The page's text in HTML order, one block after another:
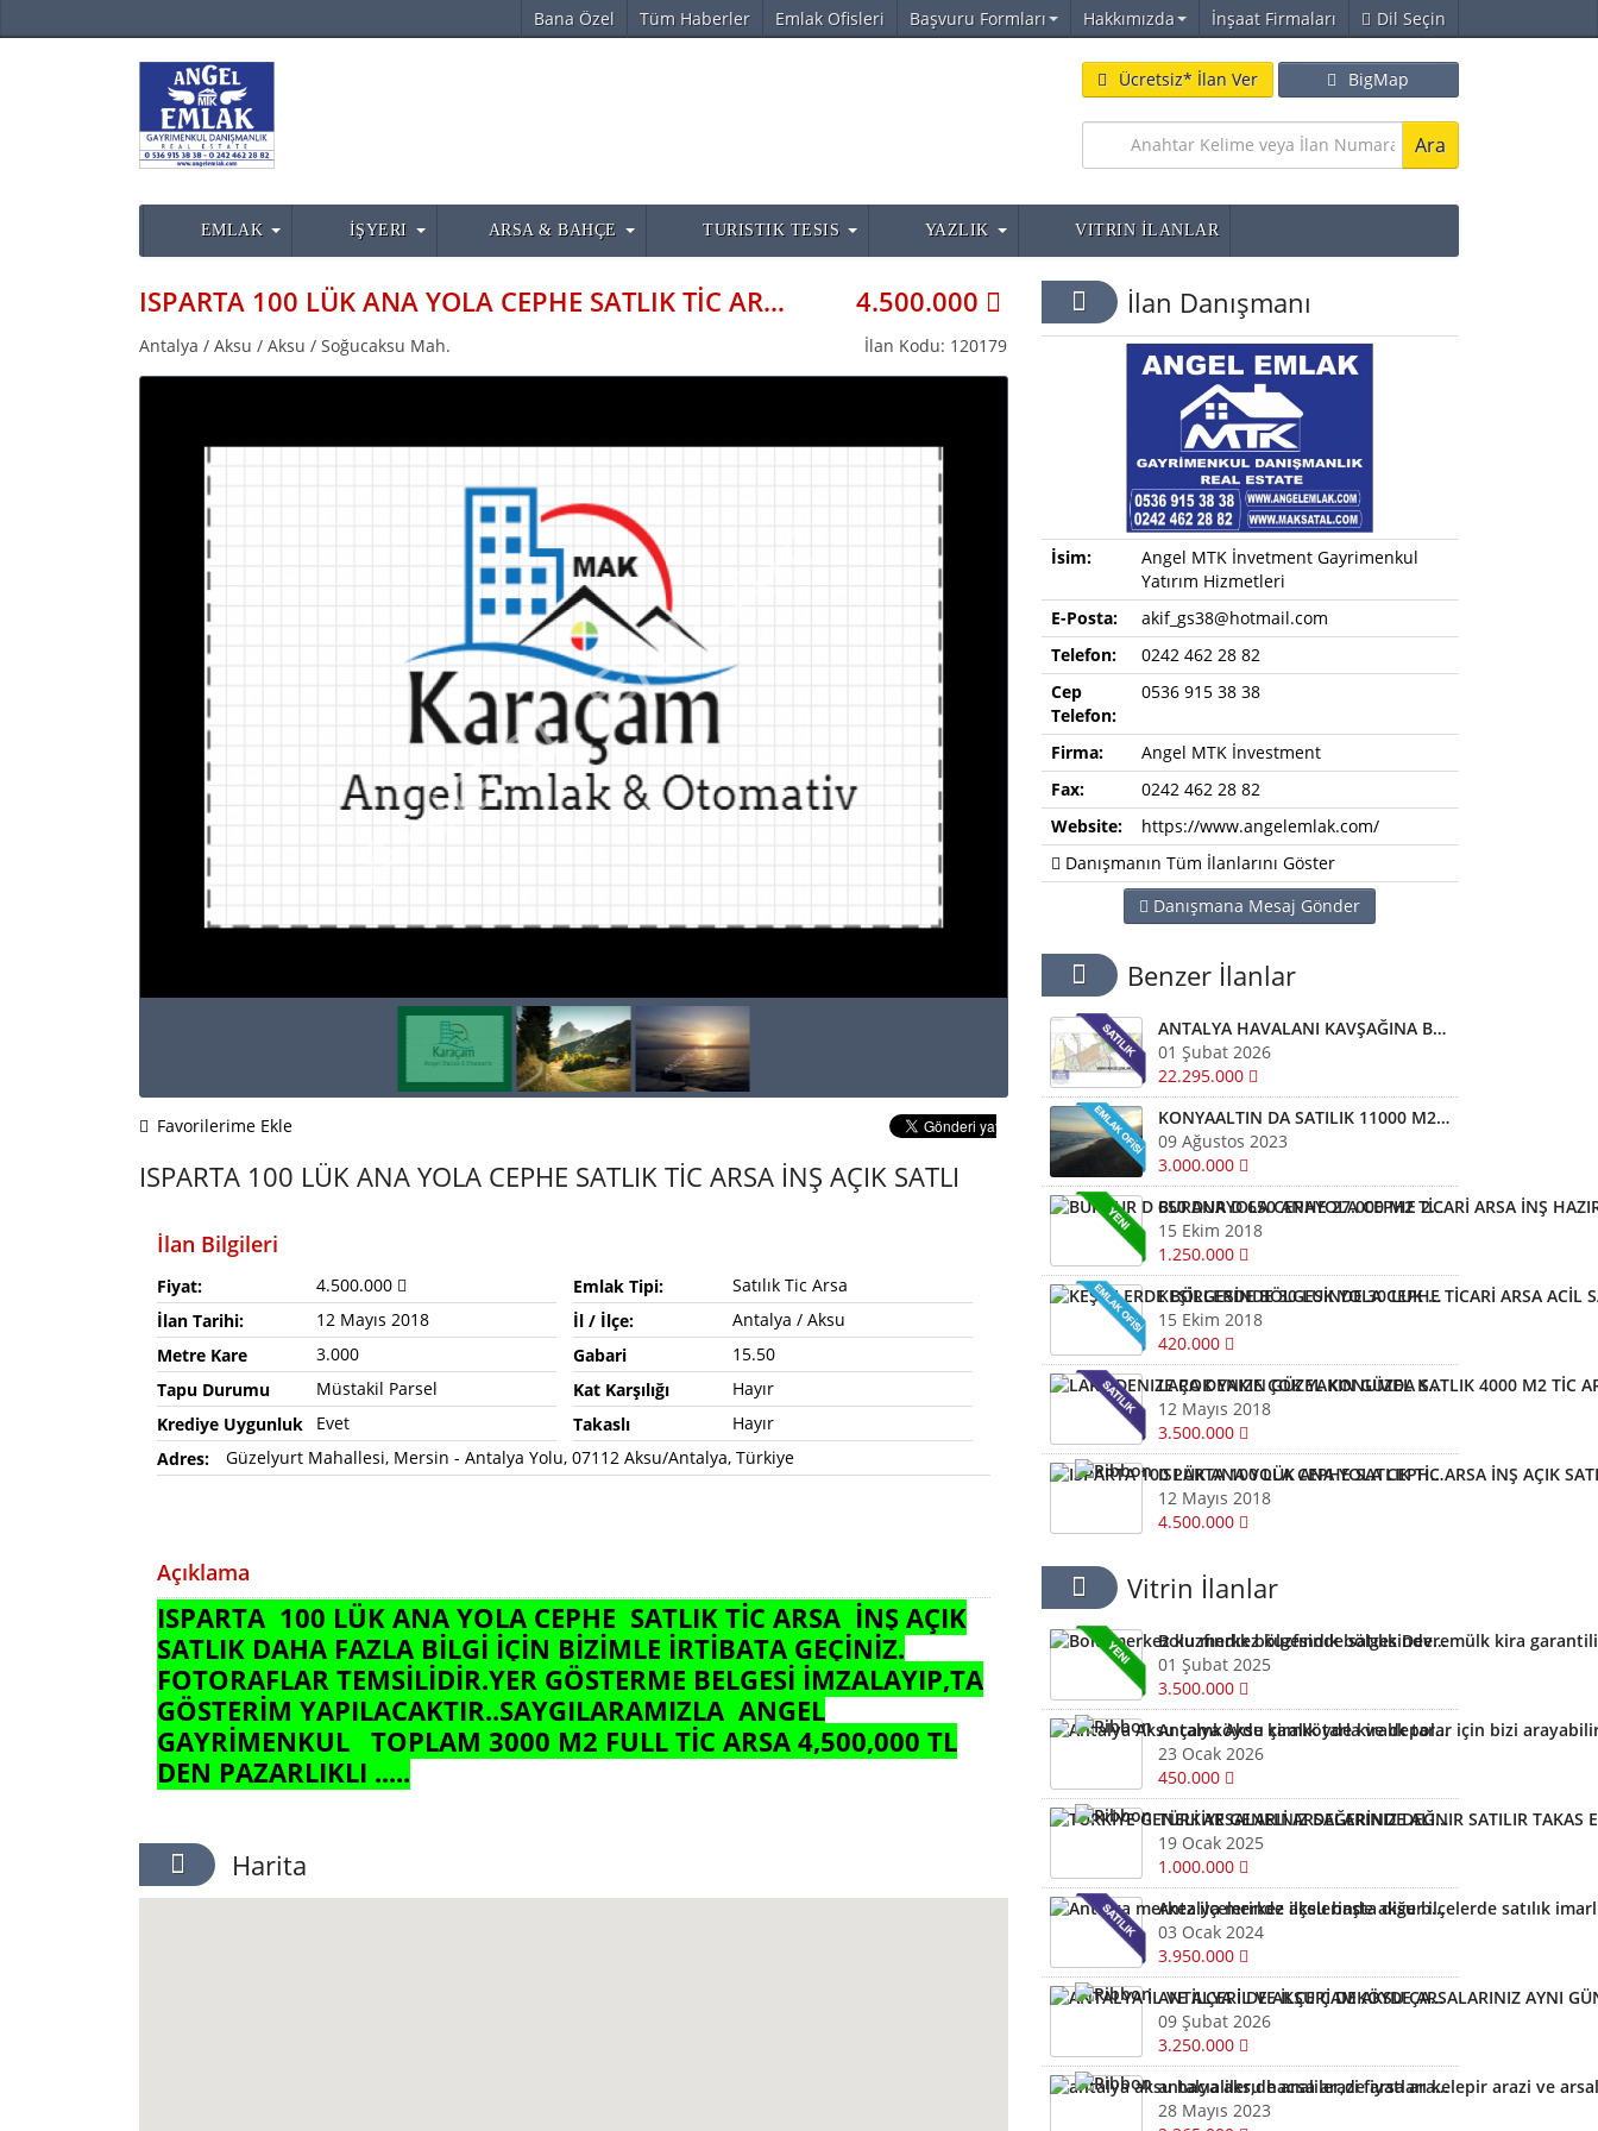
Bana Özel Tüm Haberler Emlak Ofisleri Başvuru Formları Hakkımızda İnşaat Firmaları Dil Seçin
Ücretsiz* İlan Ver BigMap
Ara
EMLAK İŞYERI ARSA & BAHÇE TURISTIK TESIS YAZLIK VITRIN İLANLAR
ISPARTA 100 LÜK ANA YOLA CEPHE SATLIK TİC ARSA İNŞ AÇIK SATLI
Antalya / Aksu / Aksu / Soğucaksu Mah.
4.500.000
İlan Kodu: 120179
Favorilerime Ekle
ISPARTA 100 LÜK ANA YOLA CEPHE SATLIK TİC ARSA İNŞ AÇIK SATLI
İlan Bilgileri
Fiyat: 4.500.000 Emlak Tipi:
Satılık Tic Arsa
İlan Tarihi:
12 Mayıs 2018 İl / İlçe:
Antalya / Aksu
Metre Kare
3.000 Gabari
15.50
Tapu Durumu
Müstakil Parsel Kat Karşılığı
Hayır
Krediye Uygunluk
Evet Takaslı
Hayır
Adres:
Güzelyurt Mahallesi, Mersin - Antalya Yolu, 07112 Aksu/Antalya, Türkiye
Açıklama
ISPARTA 100 LÜK ANA YOLA CEPHE SATLIK TİC ARSA İNŞ AÇIK
SATLIK DAHA FAZLA BİLGİ İÇİN BİZİMLE İRTİBATA GEÇİNİZ.
FOTORAFLAR TEMSİLİDİR.YER GÖSTERME BELGESİ İMZALAYIP,TA
GÖSTERİM YAPILACAKTIR..SAYGILARAMIZLA ANGEL
GAYRİMENKUL TOPLAM 3000 M2 FULL TİC ARSA 4,500,000 TL
DEN PAZARLIKLI .....
Harita
İlan Danışmanı
İsim:
Angel MTK İnvetment Gayrimenkul
Yatırım Hizmetleri
E-Posta:
akif_gs38@hotmail.com
Telefon:
0242 462 28 82
Cep
Telefon:
0536 915 38 38
Firma:
Angel MTK İnvestment
Fax:
0242 462 28 82
Website:
https://www.angelemlak.com/
Danışmanın Tüm İlanlarını Göster
Danışmana Mesaj Gönder
Benzer İlanlar
ANTALYA HAVALANI KAVŞAĞINA BAĞLANACAK YENİ KUZEY ÇEVRE YOLUNA CEPHE 6500 M2 TİC TARLA
01 Şubat 2026
22.295.000
KONYAALTIN DA SATILIK 11000 M2 OTELVEYA REZİDANS A UYGUN
09 Ağustos 2023
3.000.000
BURDUR D 650 ANAYOLA CEPHE 27.000 M2 TİCARİ ARSA İNŞ HAZIR
15 Ekim 2018
1.250.000
KEŞİRLERDE BÖLGESİNDE 30 LUK YOLA CEPHE TİCARİ ARSA ACİL SATLI
15 Ekim 2018
420.000
LARA DENIZE ÇOK YAKIN GÜZEL KONUMDA SATLIK 4000 M2 TİC ARSA
12 Mayıs 2018
3.500.000
ISPARTA 100 LÜK ANA YOLA CEPHE SATLIK TİC ARSA İNŞ AÇIK SATLI
12 Mayıs 2018
4.500.000
Vitrin İlanlar
Bolu merkez kuzfındık bölgesinde satılık Devremülk kira garantili
01 Şubat 2025
3.500.000
Antalya Aksu çamköyde kiralık tarla ve depolar için bizi arayabilirsiniz
23 Ocak 2026
450.000
TÜRKİYE GENELİ ARSALARINIZ DEĞERİNDE ALINIR SATILIR TAKAS EDİLİR ARAYIN YARDIMCI OLALIM
19 Ocak 2025
1.000.000
Antalya merkez ilçelerinde aksu başta diğer ilçelerde satılık imarlı müstail tapulu arsa
03 Ocak 2024
3.950.000
ANTALYA İL VE İLÇERİ DE AKSU ÇAMKÖYDE ARSALARINIZ AYNI GÜN NAKİTE ÇEVRİLİR
09 Şubat 2026
3.250.000
antalya aksu hacıaliler,de arsa arazi fiyatları kelepir arazi ve arsalar
28 Mayıs 2023